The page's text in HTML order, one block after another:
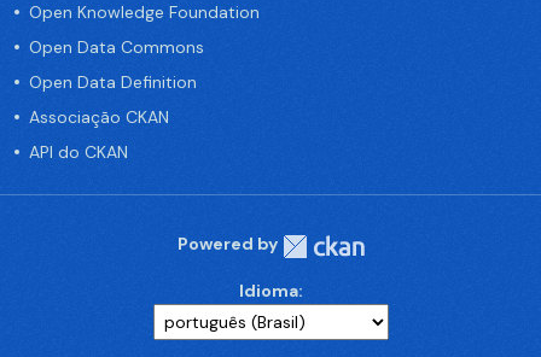
Open Knowledge Foundation
Open Data Commons
Open Data Definition
Associação CKAN
API do CKAN
Powered by
Idioma